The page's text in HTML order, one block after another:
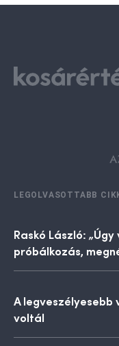
LEGOLVASOTTABB
Raskó László:
próbálkozás,
A
voltál